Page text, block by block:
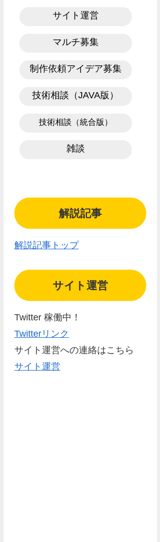
サイト運営
マルチ募集
制作依頼アイデア募集
技術相談（JAVA版）
技術相談（統合版）
雑談
解説記事
解説記事トップ
サイト運営
Twitter 稼働中！
Twitterリンク
サイト運営への連絡はこちら
サイト運営